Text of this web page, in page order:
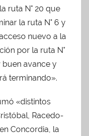
ruta N° 20 que
la ruta N° 6 y
nuevo a la
por la ruta N°
buen avance y
terminando».
«distintos
Racedo-
Concordia, la